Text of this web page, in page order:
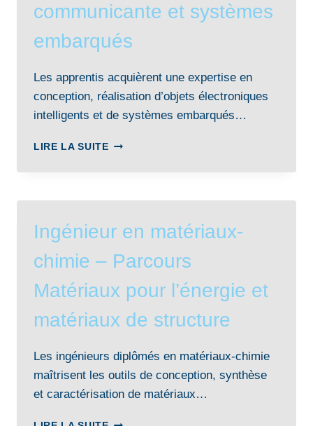
NORMANDIE
communicante et systèmes
embarqués
Les apprentis acquièrent une expertise en
conception, réalisation d’objets électroniques
intelligents et de systèmes embarqués…
LIRE LA SUITEINGÉNIEUR
ET
EMBARQUÉS
Ingénieur en matériaux-
chimie – Parcours
Matériaux pour l’énergie et
matériaux de structure
Les ingénieurs diplômés en matériaux-chimie
maîtrisent les outils de conception, synthèse
et caractérisation de matériaux…
INGÉNIEUR